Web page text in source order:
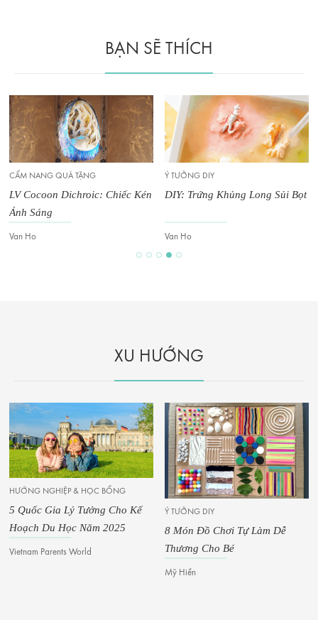
BẠN SẼ THÍCH
CẨM NANG QUÀ TẶNG
LV Cocoon Dichroic: Chiếc Kén
Ánh Sáng
Van Ho
Ý TƯỞNG DIY
DIY: Trứng Khủng Long Sủi Bọt
Van Ho
XU HƯỚNG
HƯỚNG NGHIỆP & HỌC BỔNG
5 Quốc Gia Lý Tưởng Cho Kế
Hoạch Du Học Năm 2025
Vietnam Parents World
Ý TƯỞNG DIY
8 Món Đồ Chơi Tự Làm Dễ
Thương Cho Bé
Mỹ Hiền